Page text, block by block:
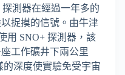
測器在經過一年多的
捉摸的信號。由牛津
用 SNO+ 探測器，該
工作礦井下兩公里
的深度使實驗免受宇宙